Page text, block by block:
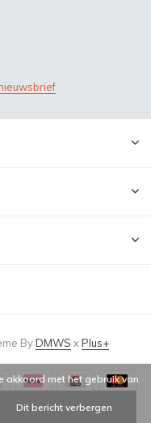
ByDMWS xPlus+
akkoord met het gebruik van
Dit bericht verbergen